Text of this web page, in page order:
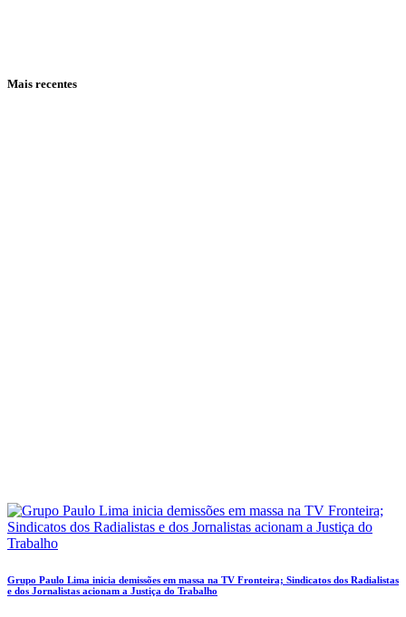
Mais recentes
Grupo Paulo Lima inicia demissões em massa na TV Fronteira; Sindicatos dos Radialistas
e dos Jornalistas acionam a Justiça do Trabalho